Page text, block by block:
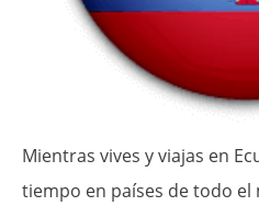
Mientras vives y viajas en
tiempo en países de todo